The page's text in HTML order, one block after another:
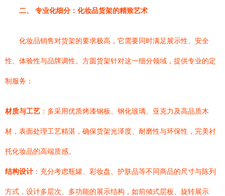
二、 专业化细分：化妆品货架的精致艺术
化妆品销售对货架的要求极高，它需要同时满足展示性、安全
性、体验性与品牌调性。方圆货架针对这一细分领域，提供专业的定
制服务：
材质与工艺 ：多采用优质烤漆钢板、钢化玻璃、亚克力及高品质木
材，表面处理工艺精湛，确保货架光泽度、耐磨性与环保性，完美衬
托化妆品的高端质感。
结构设计 ：充分考虑瓶罐、彩妆盘、护肤品等不同商品的尺寸与陈列
方式，设计多层次、多功能的展示结构，如前倾式层板、旋转展示